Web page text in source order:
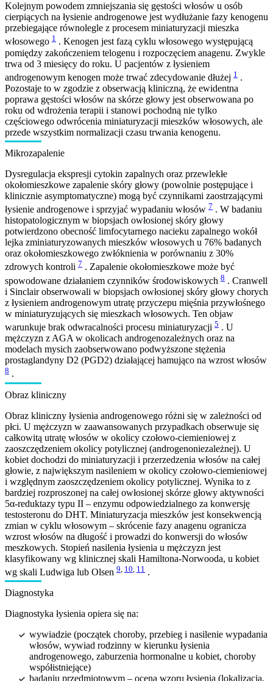
Kolejnym powodem zmniejszania się gęstości włosów u osób
cierpiących na łysienie androgenowe jest wydłużanie fazy kenogenu
przebiegające równolegle z procesem miniaturyzacji mieszka
włosowego 1 . Kenogen jest fazą cyklu włosowego występującą
pomiędzy zakończeniem telogenu i rozpoczęciem anagenu. Zwykle
trwa od 3 miesięcy do roku. U pacjentów z łysieniem
androgenowym kenogen może trwać zdecydowanie dłużej 1 .
Pozostaje to w zgodzie z obserwacją kliniczną, że ewidentna
poprawa gęstości włosów na skórze głowy jest obserwowana po
roku od wdrożenia terapii i stanowi pochodną nie tylko
częściowego odwrócenia miniaturyzacji mieszków włosowych, ale
przede wszystkim normalizacji czasu trwania kenogenu.
Mikrozapalenie
Dysregulacja ekspresji cytokin zapalnych oraz przewlekłe
okołomieszkowe zapalenie skóry głowy (powolnie postępujące i
klinicznie asymptomatyczne) mogą być czynnikami zaostrzającymi
łysienie androgenowe i sprzyjać wypadaniu włosów 7 . W badaniu
histopatologicznym w biopsjach owłosionej skóry głowy
potwierdzono obecność limfocytarnego nacieku zapalnego wokół
lejka zminiaturyzowanych mieszków włosowych u 76% badanych
oraz okołomieszkowego zwłóknienia w porównaniu z 30%
zdrowych kontroli 7 . Zapalenie okołomieszkowe może być
spowodowane działaniem czynników środowiskowych 8 . Cranwell
i Sinclair obserwowali w biopsjach owłosionej skóry głowy chorych
z łysieniem androgenowym utratę przyczepu mięśnia przywłośnego
w miniaturyzujących się mieszkach włosowych. Ten objaw
warunkuje brak odwracalności procesu miniaturyzacji 5 . U
mężczyzn z AGA w okolicach androgenozależnych oraz na
modelach mysich zaobserwowano podwyższone stężenia
prostaglandyny D2 (PGD2) działającej hamująco na wzrost włosów
8 .
Obraz kliniczny
Obraz kliniczny łysienia androgenowego różni się w zależności od
płci. U mężczyzn w zaawansowanych przypadkach obserwuje się
całkowitą utratę włosów w okolicy czołowo-ciemieniowej z
zaoszczędzeniem okolicy potylicznej (androgenoniezależnej). U
kobiet dochodzi do miniaturyzacji i przerzedzenia włosów na całej
głowie, z największym nasileniem w okolicy czołowo-ciemieniowej
i względnym zaoszczędzeniem okolicy potylicznej. Wynika to z
bardziej rozproszonej na całej owłosionej skórze głowy aktywności
5α-reduktazy typu II – enzymu odpowiedzialnego za konwersję
testosteronu do DHT. Miniaturyzacja mieszków jest konsekwencją
zmian w cyklu włosowym – skrócenie fazy anagenu ogranicza
wzrost włosów na długość i prowadzi do konwersji do włosów
meszkowych. Stopień nasilenia łysienia u mężczyzn jest
klasyfikowany wg klinicznej skali Hamiltona-Norwooda, u kobiet
wg skali Ludwiga lub Olsen 9 10 11 .
Diagnostyka
Diagnostyka łysienia opiera się na:
wywiadzie (początek choroby, przebieg i nasilenie wypadania
włosów, wywiad rodzinny w kierunku łysienia
androgenowego, zaburzenia hormonalne u kobiet, choroby
współistniejące)
badaniu przedmiotowym – ocena wzoru łysienia (lokalizacja,